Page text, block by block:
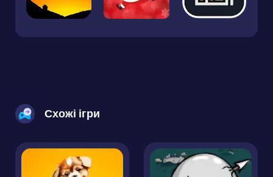
Схожі ігри